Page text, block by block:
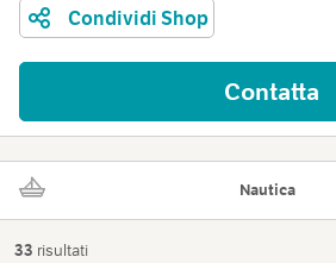
Condividi Shop
Contatta
Nautica
33 risultati